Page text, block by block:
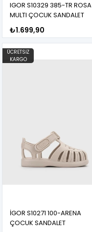
IGOR S10329 385-TR ROSA
MULTI ÇOCUK SANDALET
₺1.699,90
İGOR S10271 100-ARENA
ÇOCUK SANDALET
ÜCRETSIZ
KARGO